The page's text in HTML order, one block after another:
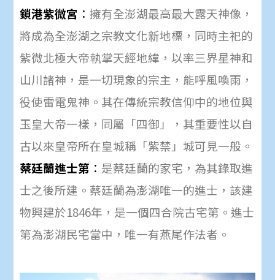
鎖港紫微宮 ： 擁有全澎湖最高最大露天神像，
將成為全澎湖之宗教文化新地標，同時主祀的
紫微北極大帝執掌天經地緯，以率三界星神和
山川諸神，是一切現象的宗主，能呼風喚雨，
役使雷電鬼神。其在傳統宗教信仰中的地位與
玉皇大帝一樣，同屬「四御」，其重要性以自
古以來皇帝所在皇城稱「紫禁」城可見一般。
蔡廷蘭進士第 ： 是蔡廷蘭的家宅，為其錄取進
士之後所建。蔡廷蘭為澎湖唯一的進士 ，該建
物興建於1846年 ，是一個四合院古宅第。進士
第為澎湖民宅當中，唯一有燕尾作法者。